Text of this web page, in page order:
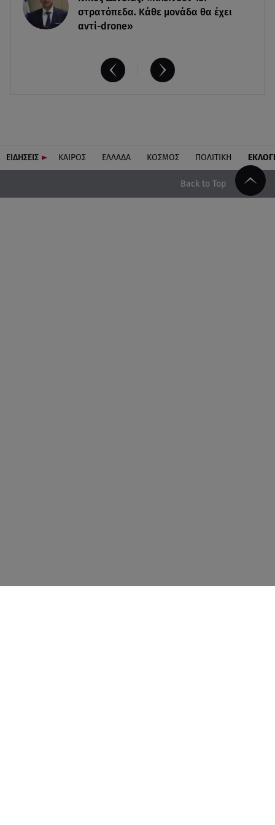
στρατόπεδα. Kάθε μονάδα θα έχει
αντί-drone»
ΕΙΔΗΣΕΙΣ ΚΑΙΡΟΣ ΕΛΛΑΔΑ ΚΟΣΜΟΣ ΠΟΛΙΤΙΚΗ
Back to Top